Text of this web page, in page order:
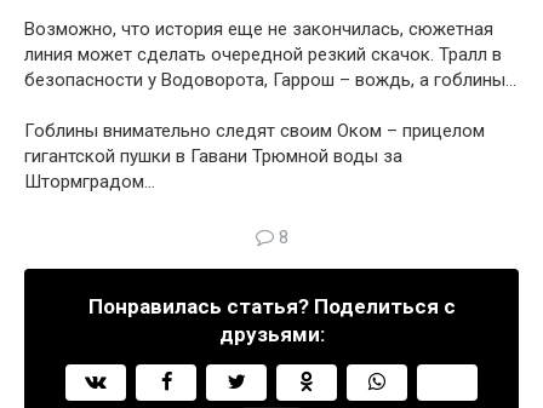
Возможно, что история еще не закончилась, сюжетная
линия может сделать очередной резкий скачок. Тралл в
безопасности у Водоворота, Гаррош – вождь, а гоблины…
Гоблины внимательно следят своим Оком – прицелом
гигантской пушки в Гавани Трюмной воды за
Штормградом…
8
Понравилась статья? Поделиться с
друзьями: